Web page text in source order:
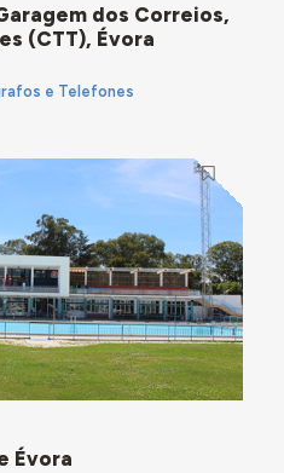
dos Correios,
(CTT), Évora
e Telefones
Évora